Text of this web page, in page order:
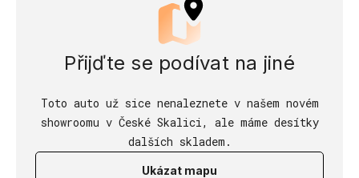
Přijďte se podívat na jiné
Toto auto už sice nenaleznete v našem novém
showroomu v České Skalici, ale máme desítky
dalších skladem.
Ukázat mapu